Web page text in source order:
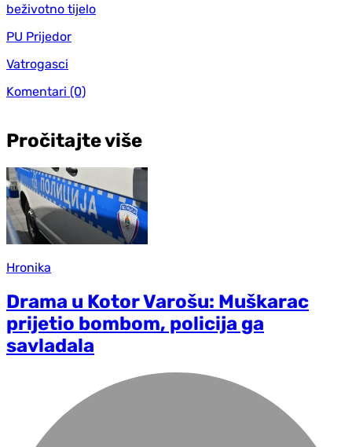
beživotno tijelo
PU Prijedor
Vatrogasci
Komentari (0)
Pročitajte više
Hronika
Drama u Kotor Varošu: Muškarac
prijetio bombom, policija ga
savladala